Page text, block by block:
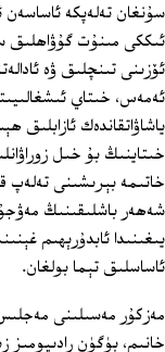
سۇنغان تەلەپكە ئاساسەن
ئىككى مىنۇت گۇۋاھلىق
ئۆزىنى تىنچلىق ۋە
ئەمەس، خىتاي
ياشاۋاتقاندەك ئازابلىق
خىتاينىڭ بۇ خىل
خاتىمە بېرىشىنى تەلەپ
شەھەر باشلىقىنىڭ
يىغىنىدا ئابدۇرېھىم
ئاساسلىق تېما بولغان.
مەزكۇر مەسىلىنى
خانىم، بۈگۈن رادىيومىز